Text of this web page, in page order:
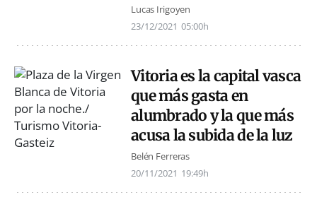
Lucas Irigoyen
23/12/2021 05:00h
Vitoria es la capital vasca
que más gasta en
alumbrado y la que más
acusa la subida de la luz
Belén Ferreras
20/11/2021 19:49h